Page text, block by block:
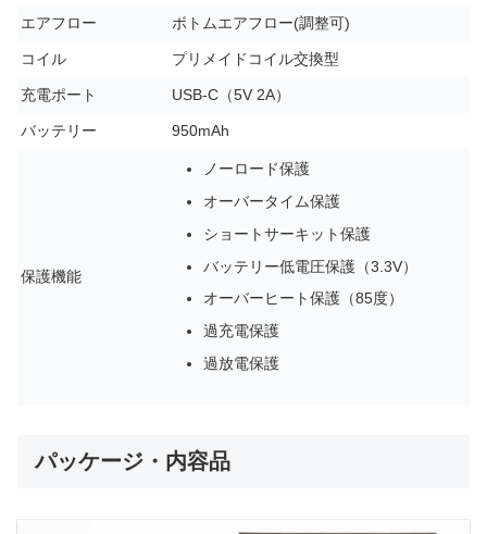
エアフロー ボトムエアフロー(調整可)
コイル プリメイドコイル交換型
充電ポート USB-C（5V 2A）
バッテリー 950mAh
保護機能
ノーロード保護
オーバータイム保護
ショートサーキット保護
バッテリー低電圧保護（3.3V）
オーバーヒート保護（85度）
過充電保護
過放電保護
パッケージ・内容品